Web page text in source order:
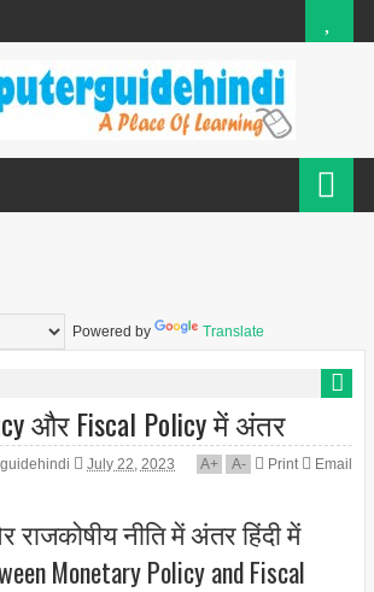
Powered by Translate
और Fiscal Policy में अंतर
July 22, 2023 A+ A- Print Email
राजकोषीय नीति में अंतर हिंदी में
Monetary Policy and Fiscal